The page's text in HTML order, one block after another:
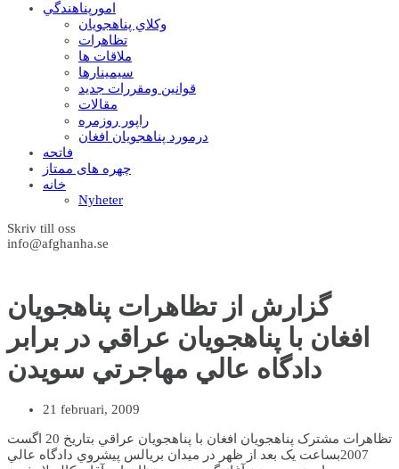
امورپناهندگي
وکلاي پناهجويان
تظاهرات
ملاقات ها
سيمينارها
قوانين ومقررات جديد
مقالات
راپور روزمره
درمورد پناهجويان افغان
فاتحه
چهره های ممتاز
خانه
Nyheter
Skriv till oss
info@afghanha.se
گزارش از تظاهرات پناهجويان
افغان با پناهجويان عراقي در برابر
دادگاه عالي مهاجرتي سويدن
21 februari, 2009
تظاهرات مشترک پناهجويان افغان با پناهجويان عراقي بتاريخ 20 اگست
2007بساعت يک بعد از ظهر در ميدان بريالس پيشروي دادگاه عالي